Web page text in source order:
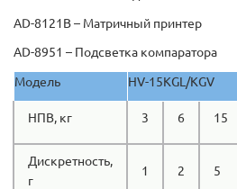
AD-8121В – Матричный принтер
AD-8951 – Подсветка компаратора
Модель HV-15KGL/KGV
НПВ, кг 3 6 15
Дискретность,
г
1 2 5